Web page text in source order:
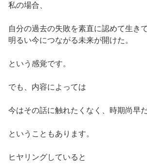
私の場合、
自分の過去の失敗を素直に認めて生き
明るい今につながる未来が開けた。
という感覚です。
でも、内容によっては
今はその話に触れたくなく、時期尚早だ
ということもあります。
ヒヤリングしていると